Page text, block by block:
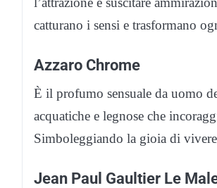
catturano i sensi e trasformano
Azzaro Chrome
È il profumo sensuale da uomo
acquatiche e legnose che
Simboleggiando la gioia di
Jean Paul Gaultier Le